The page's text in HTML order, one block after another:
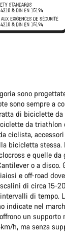
sono
sono sempre a
di biciclette da
da triathlon
ciclista,
bicicletta stessa.
e quelle da
o a disco.
e off-road
di circa 15-
di tempo.
indicate nel
un supporto
h, ma senza